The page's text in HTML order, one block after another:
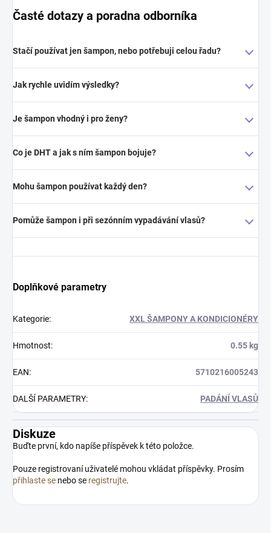
Časté dotazy a poradna odborníka
Stačí používat jen šampon, nebo potřebuji celou řadu?
Jak rychle uvidím výsledky?
Je šampon vhodný i pro ženy?
Co je DHT a jak s ním šampon bojuje?
Mohu šampon používat každý den?
Pomůže šampon i při sezónním vypadávání vlasů?
Doplňkové parametry
Kategorie: XXL ŠAMPONY A KONDICIONÉRY
Hmotnost: 0.55 kg
EAN: 5710216005243
DALŠÍ PARAMETRY: PADÁNÍ VLASŮ
Diskuze
Buďte první, kdo napíše příspěvek k této položce.
Pouze registrovaní uživatelé mohou vkládat příspěvky. Prosím
přihlaste se nebo se registrujte.